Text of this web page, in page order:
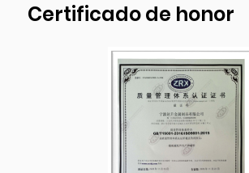
para autocaravana de caravana
de dos quemadores de acero
tapa de cristal de seguridad para
autocaravana de caravana que
,Contamos con nuestra
desarrollo, diseño y producción
Certificado de honor